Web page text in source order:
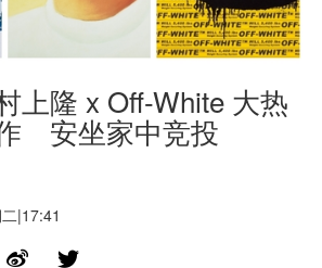
上隆 x Off-White 大热
安坐家中竞投
|17:41